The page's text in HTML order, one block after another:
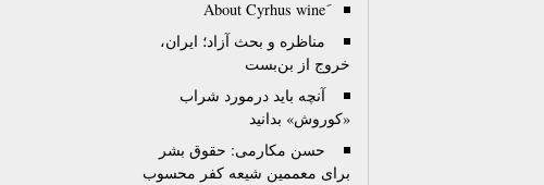
مناظره و بحث آزاد؛ ايران،
خروج از بن‌بست
آنچه باید درمورد شراب
«کوروش» بدانید
حسن مکارمی: حقوق بشر
برای معممین شیعه کفر محسوب